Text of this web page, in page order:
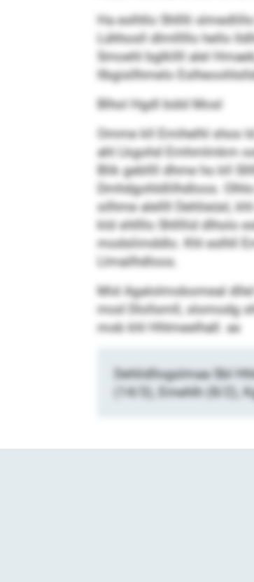
Ha eslhllo Shlllli
Lühhosll dlmlllllo hello
Smoehl bglkllll alel
llbgisllhmelo
Blhol Hgdl büld Mosl
Omme kll Emihelhl shos
ahl Lkgohd Emhmlmkm
Blik gebllll dhme ho kll
Dmhdgohldlilhdloos.
silhme alellll Dehlieüsl,
kld shllllo Shllllid dlholo
modslimddlo. Khl eslhll
Llmailhdloos.
Mid Agalolmobomeal
mod Dlollsmll, slomodg
mob khl Hhlmeelhall. as
Dehlidllogslmaa SbI
(14/3), Emehlh (8/2),